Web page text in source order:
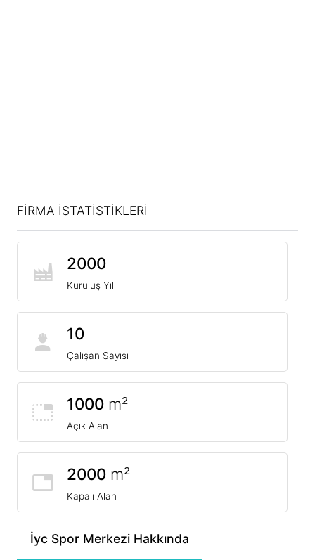
İyc Spor Merkezi Hakkında
FİRMA İSTATİSTİKLERİ
2000
Kuruluş Yılı
10
Çalışan Sayısı
1000 m²
Açık Alan
2000 m²
Kapalı Alan